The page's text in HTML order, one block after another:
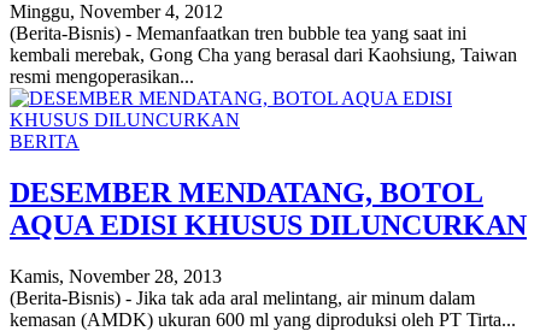
Minggu, November 4, 2012
(Berita-Bisnis) - Memanfaatkan tren bubble tea yang saat ini
kembali merebak, Gong Cha yang berasal dari Kaohsiung, Taiwan
resmi mengoperasikan...
BERITA
DESEMBER MENDATANG, BOTOL
AQUA EDISI KHUSUS DILUNCURKAN
Kamis, November 28, 2013
(Berita-Bisnis) - Jika tak ada aral melintang, air minum dalam
kemasan (AMDK) ukuran 600 ml yang diproduksi oleh PT Tirta...